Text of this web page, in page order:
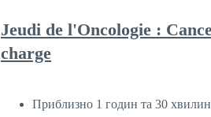
Jeudi de l'Oncologie :
charge
Приблизно 1 годин та 30 хвилин